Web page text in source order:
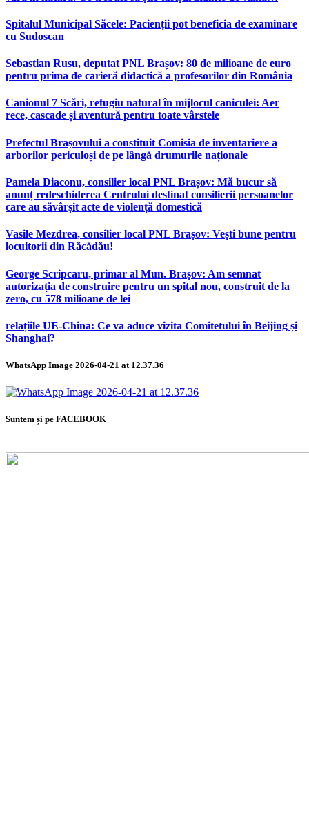
Spitalul Municipal Săcele: Pacienții pot beneficia de examinare
cu Sudoscan
Sebastian Rusu, deputat PNL Brașov: 80 de milioane de euro
pentru prima de carieră didactică a profesorilor din România
Canionul 7 Scări, refugiu natural în mijlocul caniculei: Aer
rece, cascade și aventură pentru toate vârstele
Prefectul Brașovului a constituit Comisia de inventariere a
arborilor periculoși de pe lângă drumurile naționale
Pamela Diaconu, consilier local PNL Brașov: Mă bucur să
anunț redeschiderea Centrului destinat consilierii persoanelor
care au săvârșit acte de violență domestică
Vasile Mezdrea, consilier local PNL Brașov: Vești bune pentru
locuitorii din Răcădău!
George Scripcaru, primar al Mun. Brașov: Am semnat
autorizația de construire pentru un spital nou, construit de la
zero, cu 578 milioane de lei
relațiile UE-China: Ce va aduce vizita Comitetului în Beijing și
Shanghai?
WhatsApp Image 2026-04-21 at 12.37.36
Suntem și pe FACEBOOK